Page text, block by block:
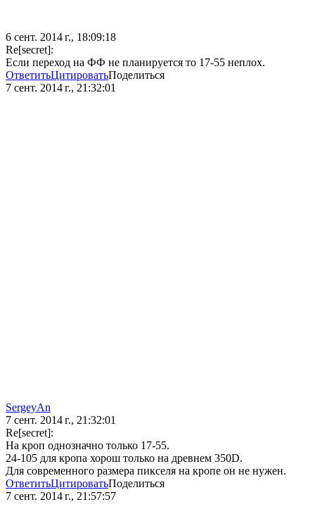
6 сент. 2014 г., 18:09:18
Re[secret]:
Если переход на ФФ не планируется то 17-55 неплох.
ОтветитьЦитироватьПоделиться
7 сент. 2014 г., 21:32:01
SergeyAn
7 сент. 2014 г., 21:32:01
Re[secret]:
На кроп однозначно только 17-55.
24-105 для кропа хорош только на древнем 350D.
Для современного размера пикселя на кропе он не нужен.
ОтветитьЦитироватьПоделиться
7 сент. 2014 г., 21:57:57